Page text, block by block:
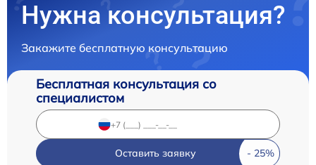
Нужна консультация?
Закажите бесплатную консультацию
Бесплатная консультация со
специалистом
Оставить заявку